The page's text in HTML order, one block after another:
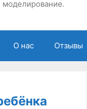
моделирование.
О нас Отзывы